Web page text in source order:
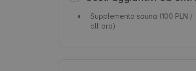
Supplemento sauna (100 PLN /
all'ora)